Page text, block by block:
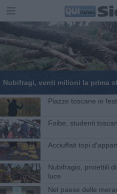
Nubifragi, venti milioni la prima
Piazze toscane in
Foibe, studenti
Acciuffati topi
Nubifragio, proiettili
luce
Nel paese delle